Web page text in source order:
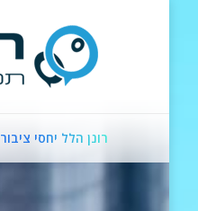
רונן הלל יחסי ציבור